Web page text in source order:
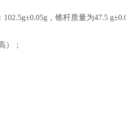
，锥杆质量为47.5
）；